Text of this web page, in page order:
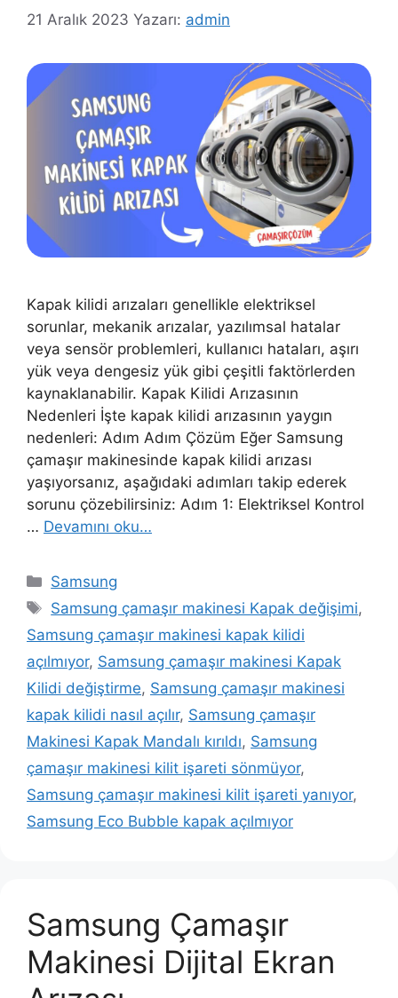
21 Aralık 2023 Yazarı: admin
Kapak kilidi arızaları genellikle elektriksel
sorunlar, mekanik arızalar, yazılımsal hatalar
veya sensör problemleri, kullanıcı hataları, aşırı
yük veya dengesiz yük gibi çeşitli faktörlerden
kaynaklanabilir. Kapak Kilidi Arızasının
Nedenleri İşte kapak kilidi arızasının yaygın
nedenleri: Adım Adım Çözüm Eğer Samsung
çamaşır makinesinde kapak kilidi arızası
yaşıyorsanız, aşağıdaki adımları takip ederek
sorunu çözebilirsiniz: Adım 1: Elektriksel Kontrol
… Devamını oku…
Kategoriler
Samsung
Etiketler
Samsung çamaşır makinesi Kapak değişimi,
Samsung çamaşır makinesi kapak kilidi
açılmıyor, Samsung çamaşır makinesi Kapak
Kilidi değiştirme, Samsung çamaşır makinesi
kapak kilidi nasıl açılır, Samsung çamaşır
Makinesi Kapak Mandalı kırıldı, Samsung
çamaşır makinesi kilit işareti sönmüyor,
Samsung çamaşır makinesi kilit işareti yanıyor,
Samsung Eco Bubble kapak açılmıyor
Samsung Çamaşır
Makinesi Dijital Ekran